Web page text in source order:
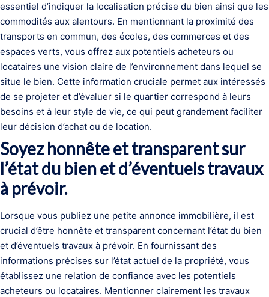
essentiel d’indiquer la localisation précise du bien ainsi que les
commodités aux alentours. En mentionnant la proximité des
transports en commun, des écoles, des commerces et des
espaces verts, vous offrez aux potentiels acheteurs ou
locataires une vision claire de l’environnement dans lequel se
situe le bien. Cette information cruciale permet aux intéressés
de se projeter et d’évaluer si le quartier correspond à leurs
besoins et à leur style de vie, ce qui peut grandement faciliter
leur décision d’achat ou de location.
Soyez honnête et transparent sur
l’état du bien et d’éventuels travaux
à prévoir.
Lorsque vous publiez une petite annonce immobilière, il est
crucial d’être honnête et transparent concernant l’état du bien
et d’éventuels travaux à prévoir. En fournissant des
informations précises sur l’état actuel de la propriété, vous
établissez une relation de confiance avec les potentiels
acheteurs ou locataires. Mentionner clairement les travaux